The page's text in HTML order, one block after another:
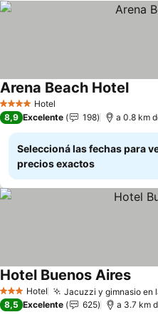
4 EstrellasHotel
Arena Beach HotelVer
8,9 Excelente 198 a 0.8 km
Seleccioná las fechas para
precios exactos
3 Estrellas
Hotel Jacuzzi y gimnasio en
Hotel Buenos AiresVer
8,5 Excelente 625 a 3.7 km